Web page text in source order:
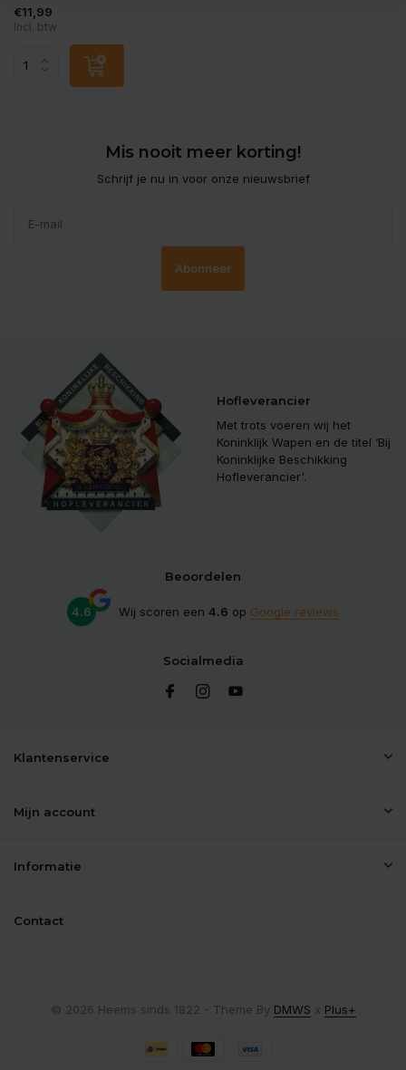
€11,99
Incl. btw
Mis nooit meer korting!
Schrijf je nu in voor onze nieuwsbrief
Abonneer
Hofleverancier
Met trots voeren wij het
Koninklijk Wapen en de titel ‘Bij
Koninklijke Beschikking
Hofleverancier'.
Beoordelen
4.6 Wij scoren een 4.6 op Google reviews
Socialmedia
Klantenservice
Mijn account
Informatie
Contact
© 2026 Heems sinds 1822 - Theme By DMWS x Plus+